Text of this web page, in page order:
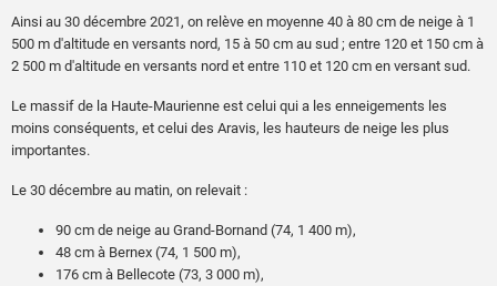
Ainsi au 30 décembre 2021, on relève en moyenne 40 à 80 cm de neige à 1
500 m d'altitude en versants nord, 15 à 50 cm au sud ; entre 120 et 150 cm à
2 500 m d'altitude en versants nord et entre 110 et 120 cm en versant sud.
Le massif de la Haute-Maurienne est celui qui a les enneigements les
moins conséquents, et celui des Aravis, les hauteurs de neige les plus
importantes.
Le 30 décembre au matin, on relevait :
90 cm de neige au Grand-Bornand (74, 1 400 m),
48 cm à Bernex (74, 1 500 m),
176 cm à Bellecote (73, 3 000 m),